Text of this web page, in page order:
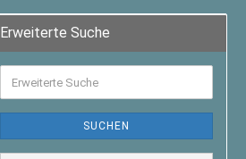
Erweiterte Suche
SUCHEN